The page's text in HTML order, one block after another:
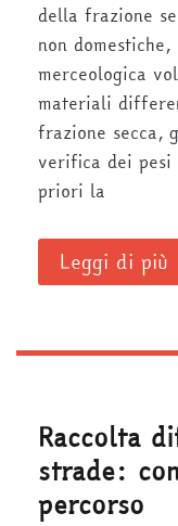
della frazione
non
merceologica
materiali
frazione secca,
verifica dei pesi
priori la
Leggi di più
Raccolta
strade:
percorso